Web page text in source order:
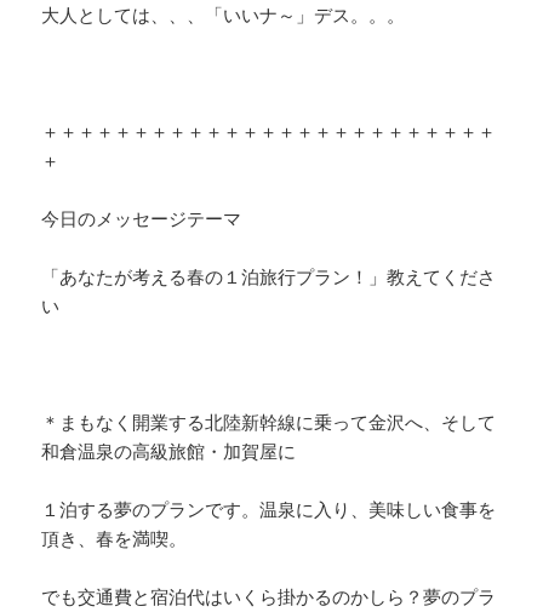
大人としては、、、「いいナ～」デス。。。
＋＋＋＋＋＋＋＋＋＋＋＋＋＋＋＋＋＋＋＋＋＋＋＋＋
＋
今日のメッセージテーマ
「あなたが考える春の１泊旅行プラン！」教えてくださ
い
＊まもなく開業する北陸新幹線に乗って金沢へ、そして
和倉温泉の高級旅館・加賀屋に
１泊する夢のプランです。温泉に入り、美味しい食事を
頂き、春を満喫。
でも交通費と宿泊代はいくら掛かるのかしら？夢のプラ